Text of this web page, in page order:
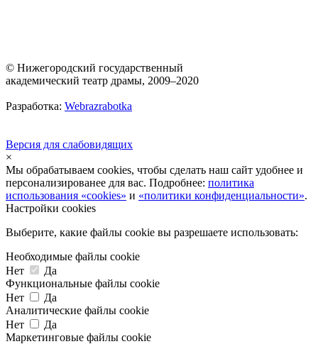
© Нижегородский государственный
академический театр драмы, 2009–2020
Разработка: Webrazrabotka
Версия для слабовидящих
×
Мы обрабатываем cookies, чтобы сделать наш сайт удобнее и
персонализированее для вас. Подробнее: политика
использования «cookies» и «политики конфиденциальности».
Настройки cookies
Выберите, какие файлы cookie вы разрешаете использовать:
Необходимые файлы cookie
Нет
Да
Функциональные файлы cookie
Нет
Да
Аналитические файлы cookie
Нет
Да
Маркетинговые файлы cookie